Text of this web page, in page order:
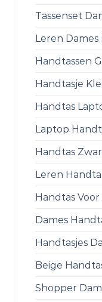
Tassenset
Leren Dames
Handtassen
Handtasje
Handtas
Laptop
Handtas
Leren
Handtas Voor
Dames
Handtasjes
Beige
Shopper